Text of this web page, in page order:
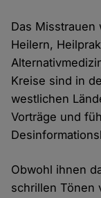
Das Misstrauen
Heilern,
Kreise sind in
westlichen
Vorträge und
Obwohl ihnen
schrillen Tönen